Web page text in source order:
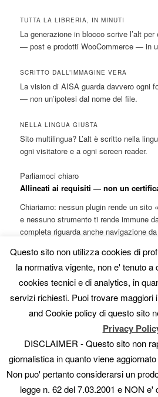
TUTTA LA LIBRERIA, IN MINUTI
La generazione in blocco scrive l’alt
— post e prodotti WooCommerce — in
SCRITTO DALL’IMMAGINE VERA
La vision di AISA guarda davvero ogni
— non un’ipotesi dal nome del file.
NELLA LINGUA GIUSTA
Sito multilingua? L’alt è scritto nella
ogni visitatore e a ogni screen reader.
Parliamoci chiaro
Allineati ai requisiti — non un
Chiariamo: nessun plugin rende un sito
e nessuno strumento ti rende immune
completa riguarda anche navigazione
questo.
Quello che AISAfaè prendere uno dei
più comuni e più faticosi —
ogni immagine — e gestirlo in
sito. È un passo concreto e misurabile
normativa, fatto in minuti invece che
Parti dal gap che tutti dimenticano.
Dai a ogni immagine una descrizione
gli screen reader, meglio per la SEO
Questo sito non utilizza cookies di
la normativa vigente, non e' tenuto
cookies tecnici e di analytics, in
servizi richiesti. Puoi trovare maggiori
and Cookie policy di questo sito
Privacy
DISCLAIMER - Questo sito non
giornalistica in quanto viene
Non puo' pertanto considerarsi un
legge n. 62 del 7.03.2001 e NON e'